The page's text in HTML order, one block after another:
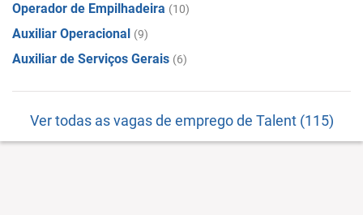
Operador de Empilhadeira (10)
Auxiliar Operacional (9)
Auxiliar de Serviços Gerais (6)
Ver todas as vagas de emprego de Talent (115)